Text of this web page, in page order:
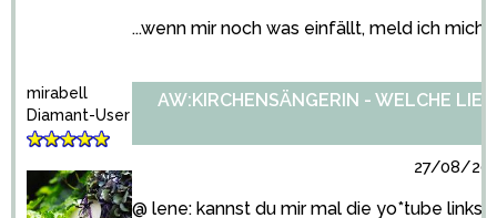
...wenn mir noch was einfällt, meld ich mich
mirabell
Diamant-User
AW:KIRCHENSÄNGERIN - WELCHE
27/08/
@ lene: kannst du mir mal die yo*tube links